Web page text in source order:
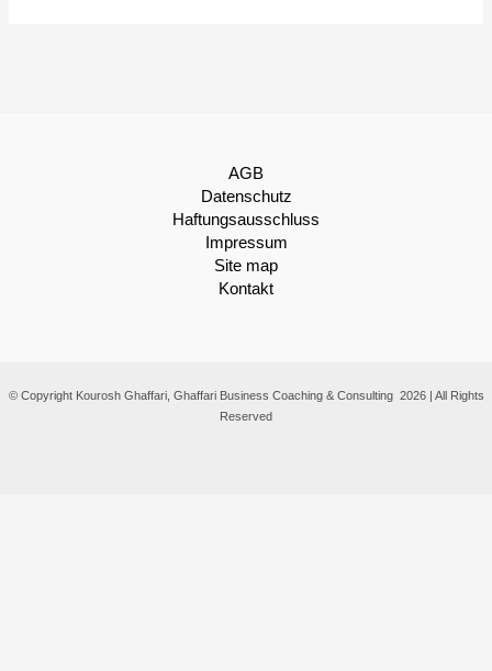
AGB
Datenschutz
Haftungsausschluss
Impressum
Site map
Kontakt
© Copyright Kourosh Ghaffari, Ghaffari Business Coaching & Consulting 2026 | All Rights
Reserved